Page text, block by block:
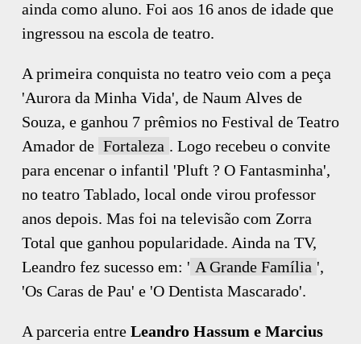
ainda como aluno. Foi aos 16 anos de idade que
ingressou na escola de teatro.
A primeira conquista no teatro veio com a peça
'Aurora da Minha Vida', de Naum Alves de
Souza, e ganhou 7 prêmios no Festival de Teatro
Amador de Fortaleza . Logo recebeu o convite
para encenar o infantil 'Pluft ? O Fantasminha',
no teatro Tablado, local onde virou professor
anos depois. Mas foi na televisão com Zorra
Total que ganhou popularidade. Ainda na TV,
Leandro fez sucesso em: ' A Grande Família ',
'Os Caras de Pau' e 'O Dentista Mascarado'.
A parceria entre Leandro Hassum e Marcius